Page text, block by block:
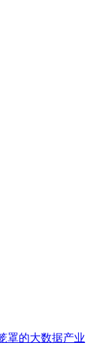
罩的大数据产业